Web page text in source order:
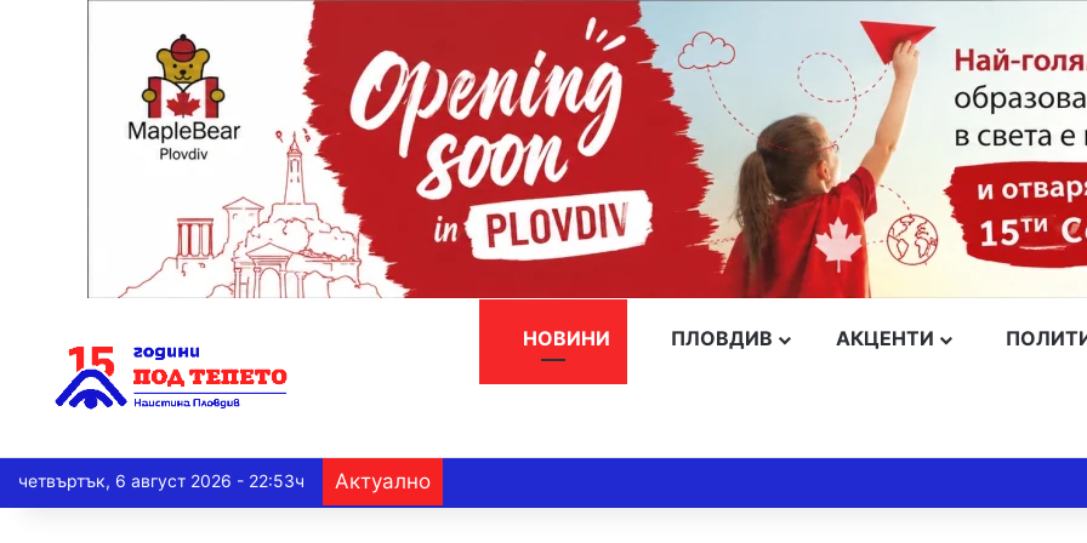
НОВИНИ ПЛОВДИВ АКЦЕНТИ
четвъртък, 6 август 2026 - 22:53ч Актуално